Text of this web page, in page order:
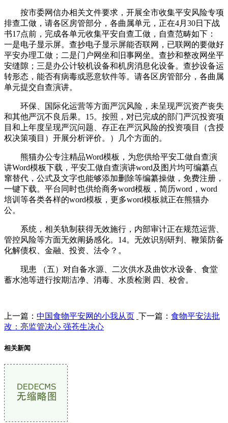
按市委网信办相关文件要求，开展全市收集平安风险专项
排查工做，请各区房管部分，各曲属单元，正在4月30日下战
书17点前，完成各单元收集平安自查工做，自查范畴如下：
一是电子显示屏。查抄电子显示屏能否联网，已联网的要做好
平安办理工做；二是门户网坐和旧事网坐。查抄和整改网坐平
安缝隙；三是办公计较机设备和机房消息化设备。查抄设备运
转形态，能否有病毒或恶意软件等。请各区房管部分，各曲属
单元提交自查演讲。
环保、国际化运营等方面严沉风险，未呈现严沉资产丧失
和其他严沉不良后果。15。按照，对已完成的部门严沉投资项
目和上年度呈现严沉问题、存正在严沉风险的投资项目（含授
权决策项目）开展分析评价。）几个方面的。
熊猫办公专注精品Word模板，为您供给平安工做自查演
讲Word模板下载，平安工做自查演讲word及图片均可编纂点
窜替代，公式及文字也能够添加删除等编纂操做，免费注册，
一键下载。平台同时也供给商务word模板，简历word，word
培训等各类各样的word模板，更多word模板就正在熊猫办
公。
系统，相关轨制获得无效施行，内部审计正在规范运营、
管控风险等方面无效阐扬感化。14。无效识别研判、鞭策防备
化解债权、金融、投资、法令？。
现患 （五）对自备水源、二次供水及曲饮水设备、食堂
蓄水池等进行按期洁净、消毒、水质检测 四、校舍。
上一篇： 中国食物平安网的小我从页 下一篇： 食物平安法批
改：亮监管决心 强苍生决心
相关新闻